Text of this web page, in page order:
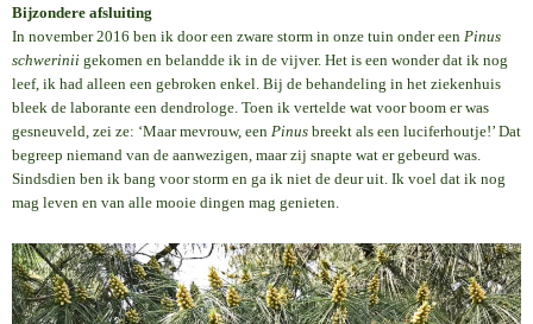
Bijzondere afsluiting
In november 2016 ben ik door een zware storm in onze tuin onder een Pinus
schwerinii gekomen en belandde ik in de vijver. Het is een wonder dat ik nog
leef, ik had alleen een gebroken enkel. Bij de behandeling in het ziekenhuis
bleek de laborante een dendrologe. Toen ik vertelde wat voor boom er was
gesneuveld, zei ze: ‘Maar mevrouw, een Pinus breekt als een luciferhoutje!’ Dat
begreep niemand van de aanwezigen, maar zij snapte wat er gebeurd was.
Sindsdien ben ik bang voor storm en ga ik niet de deur uit. Ik voel dat ik nog
mag leven en van alle mooie dingen mag genieten.